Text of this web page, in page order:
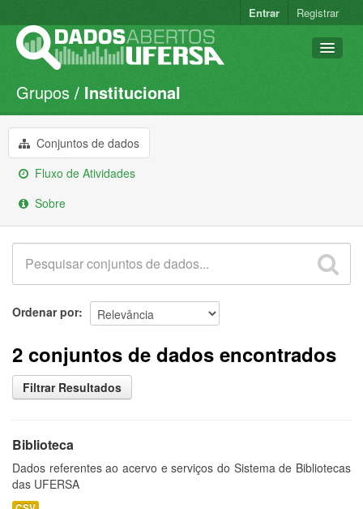
Entrar Registrar
Conjuntos de dados
Organizações
Grupos
Sobre
Grupos Institucional
Conjuntos de dados
Fluxo de Atividades
Sobre
Ordenar por
2 conjuntos de dados encontrados
Filtrar Resultados
Biblioteca
Dados referentes ao acervo e serviços do Sistema de Bibliotecas
das UFERSA